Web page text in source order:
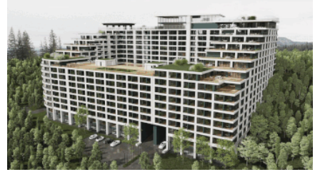
ЕАЭС со временем будет расширяться. Когда-
нибудь это поймёт и рядовой армянин, но
будет уже поздно
11:03:52 31-07-2026
Если Израиль использует тему Геноцида
армян против Эрдогана, то что для него
значит сам Геноцид?
17:16:14 30-07-2026